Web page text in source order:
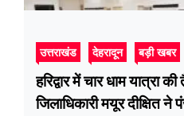
उत्तराखंड देहरादून बड़ी खबर
हरिद्वार में चार धाम यात्रा की
जिलाधिकारी मयूर दीक्षित